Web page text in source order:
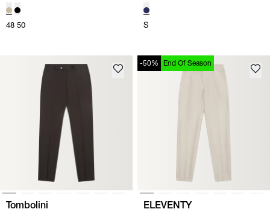
48 50 S
Tombolini
-50% End Of Season
ELEVENTY